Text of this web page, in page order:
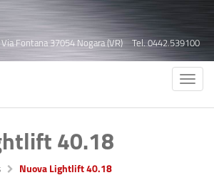
Via Fontana 37054 Nogara (VR) Tel. 0442.539100
40.18
Nuova Lightlift 40.18